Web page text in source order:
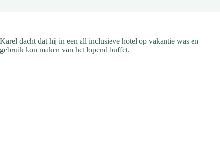
Karel dacht dat hij in een all inclusieve hotel op vakantie was en
gebruik kon maken van het lopend buffet.